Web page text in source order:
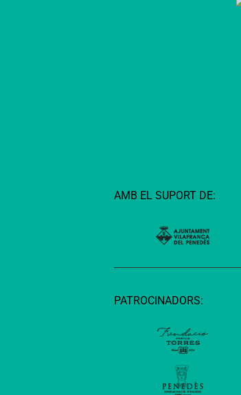
AMB EL SUPORT DE:
PATROCINADORS: